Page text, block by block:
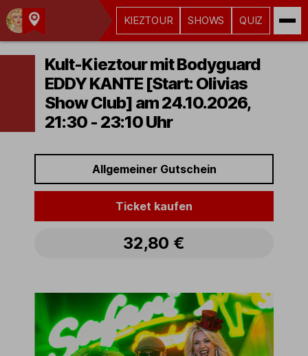
Kult-
Kieztouren
Hamburg
KIEZTOUR SHOWS QUIZ
Kult-Kieztour mit Bodyguard
EDDY KANTE [Start: Olivias
Show Club] am 24.10.2026,
21:30 - 23:10 Uhr
Allgemeiner Gutschein
Ticket kaufen
32,80 €